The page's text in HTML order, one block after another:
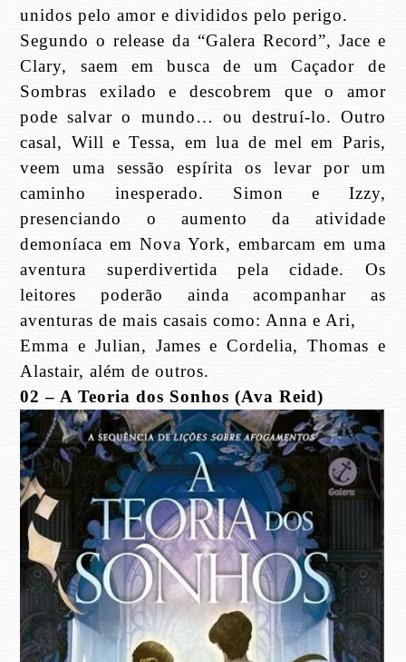
unidos pelo amor e divididos pelo perigo.
Segundo o release da “Galera Record”, Jace e
Clary, saem em busca de um Caçador de
Sombras exilado e descobrem que o amor
pode salvar o mundo… ou destruí-lo. Outro
casal, Will e Tessa, em lua de mel em Paris,
veem uma sessão espírita os levar por um
caminho inesperado. Simon e Izzy,
presenciando o aumento da atividade
demoníaca em Nova York, embarcam em uma
aventura superdivertida pela cidade. Os
leitores poderão ainda acompanhar as
aventuras de mais casais como: Anna e Ari,
Emma e Julian, James e Cordelia, Thomas e
Alastair, além de outros.
02 – A Teoria dos Sonhos (Ava Reid)